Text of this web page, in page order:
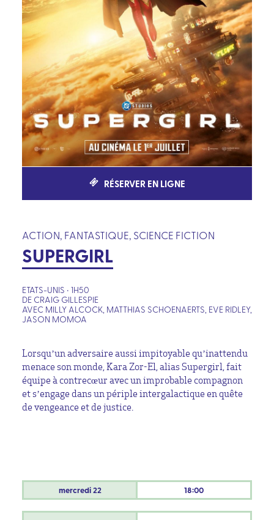
RÉSERVER EN LIGNE
ACTION, FANTASTIQUE, SCIENCE FICTION
SUPERGIRL
ETATS-UNIS • 1H50
DE CRAIG GILLESPIE
AVEC MILLY ALCOCK, MATTHIAS SCHOENAERTS, EVE RIDLEY,
JASON MOMOA
Lorsqu’un adversaire aussi impitoyable qu’inattendu
menace son monde, Kara Zor-El, alias Supergirl, fait
équipe à contrecœur avec un improbable compagnon
et s’engage dans un périple intergalactique en quête
de vengeance et de justice.
mercredi22 18:00